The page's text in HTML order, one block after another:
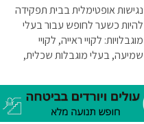
נגישות אופטימלית בבית תפקידה
להיות כשער לחופש עבור בעלי
מוגבלויות: לקויי ראייה, לקויי
שמיעה, בעלי מוגבלות שכלית,
חולים ועוד. כדי להגשים מטרה זו
יש לבצע הסדרי נגישות שיאפשרו
את עצמאותם במעונם הפרטי.